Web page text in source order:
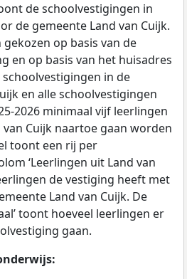
de schoolvestigingen in
de gemeente Land van Cuijk.
op basis van de
en op basis van het huisadres
in de
en alle schoolvestigingen
2026 minimaal vijf leerlingen
Cuijk naartoe gaan worden
toont een rij per
‘Leerlingen uit Land van
de vestiging heeft met
Land van Cuijk. De
toont hoeveel leerlingen er
gaan.